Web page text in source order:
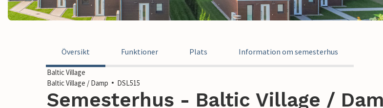
Översikt Funktioner Plats Information om semesterhus
Baltic Village
Baltic Village / Damp
DSL515
Semesterhus - Baltic Village /